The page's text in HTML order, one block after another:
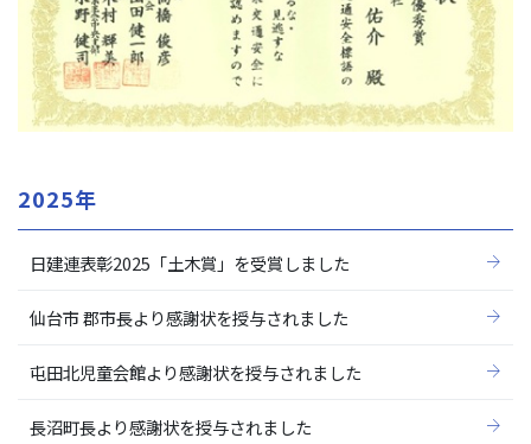
2025年
日建連表彰2025「土木賞」を受賞しました
仙台市 郡市長より感謝状を授与されました
屯田北児童会館より感謝状を授与されました
長沼町長より感謝状を授与されました